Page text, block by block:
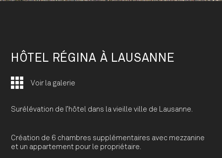
HÔTEL RÉGINA À LAUSANNE
Voir la galerie
Surélévation de l’hôtel dans la vieille ville de Lausanne.
Création de 6 chambres supplémentaires avec mezzanine
et un appartement pour le propriétaire.